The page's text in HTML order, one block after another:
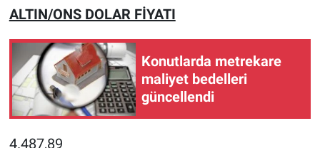
ALTIN/ONS DOLAR FİYATI
Konutlarda metrekare
maliyet bedelleri
güncellendi
4.487,89